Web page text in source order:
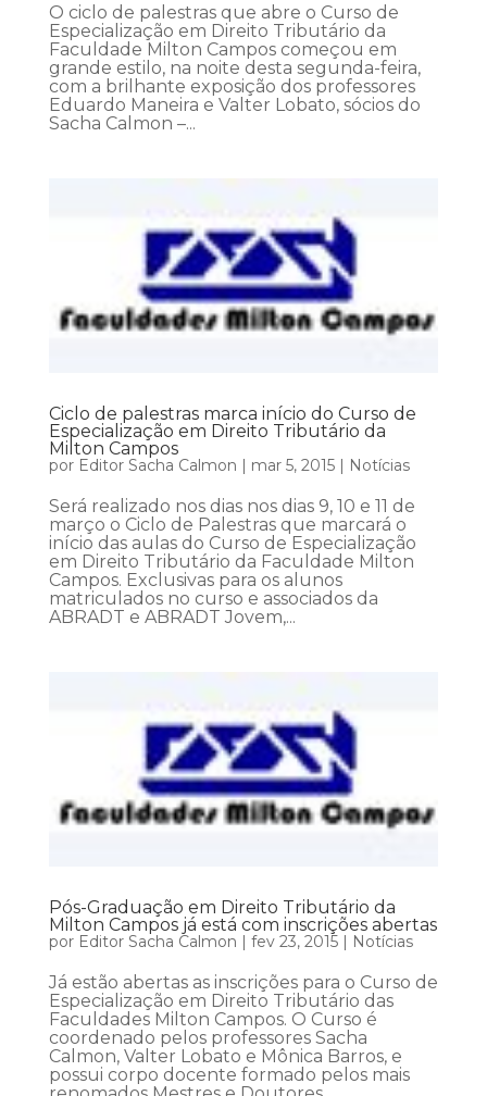
O ciclo de palestras que abre o Curso de
Especialização em Direito Tributário da
Faculdade Milton Campos começou em
grande estilo, na noite desta segunda-feira,
com a brilhante exposição dos professores
Eduardo Maneira e Valter Lobato, sócios do
Sacha Calmon –...
Ciclo de palestras marca início do Curso de
Especialização em Direito Tributário da
Milton Campos
por Editor Sacha Calmon | mar 5, 2015| Notícias
Será realizado nos dias nos dias 9, 10 e 11 de
março o Ciclo de Palestras que marcará o
início das aulas do Curso de Especialização
em Direito Tributário da Faculdade Milton
Campos. Exclusivas para os alunos
matriculados no curso e associados da
ABRADT e ABRADT Jovem,...
Pós-Graduação em Direito Tributário da
Milton Campos já está com inscrições abertas
por Editor Sacha Calmon fev 23, 2015| Notícias
Já estão abertas as inscrições para o Curso de
Especialização em Direito Tributário das
Faculdades Milton Campos. O Curso é
coordenado pelos professores Sacha
Calmon, Valter Lobato e Mônica Barros, e
possui corpo docente formado pelos mais